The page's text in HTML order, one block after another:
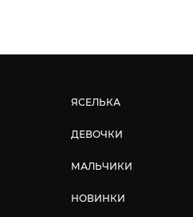
ЯСЕЛЬКА
ДЕВОЧКИ
МАЛЬЧИКИ
НОВИНКИ